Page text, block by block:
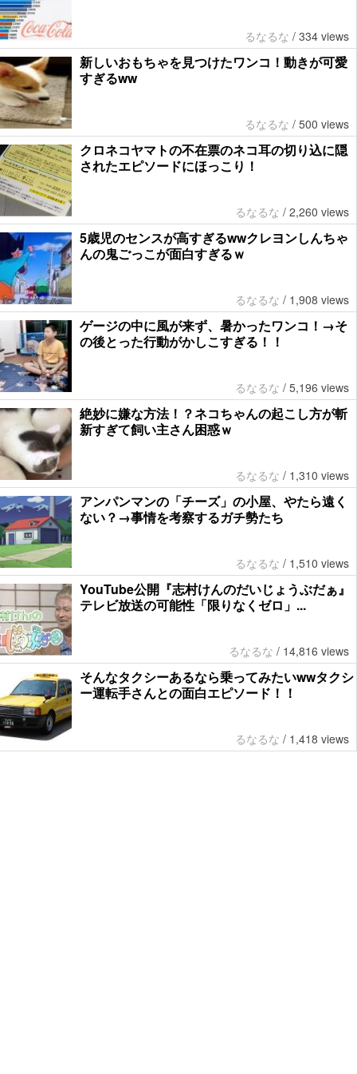
るなるな / 334 views
新しいおもちゃを見つけたワンコ！動きが可愛
すぎるww
るなるな / 500 views
クロネコヤマトの不在票のネコ耳の切り込に隠
されたエピソードにほっこり！
るなるな / 2,260 views
5歳児のセンスが高すぎるwwクレヨンしんちゃ
んの鬼ごっこが面白すぎるｗ
るなるな / 1,908 views
ゲージの中に風が来ず、暑かったワンコ！→そ
の後とった行動がかしこすぎる！！
るなるな / 5,196 views
絶妙に嫌な方法！？ネコちゃんの起こし方が斬
新すぎて飼い主さん困惑ｗ
るなるな / 1,310 views
アンパンマンの「チーズ」の小屋、やたら遠く
ない？→事情を考察するガチ勢たち
るなるな / 1,510 views
YouTube公開『志村けんのだいじょうぶだぁ』
テレビ放送の可能性「限りなくゼロ」...
るなるな / 14,816 views
そんなタクシーあるなら乗ってみたいwwタクシ
ー運転手さんとの面白エピソード！！
るなるな / 1,418 views